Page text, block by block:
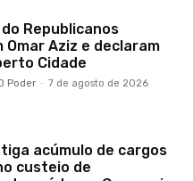
Republicanos
Omar Aziz e declaram
Cidade
Poder - 7 de agosto de 2026
acúmulo de cargos
custeio de